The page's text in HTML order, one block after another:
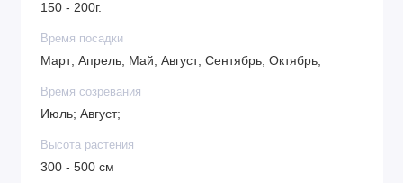
залегание грунтовых вод. Посадку лучше проводить
на южной стороне участка, где саженец не будут
закрывать высокорослые растения, постройки или
крупный размер плодов
отличные вкусовые данные
хорошие транспортабельные качества плодов
100% приживаемость саженцев
150 - 200г.
Время посадки
Март; Апрель; Май; Август; Сентябрь; Октябрь;
Время созревания
Июль; Август;
Высота растения
300 - 500 см